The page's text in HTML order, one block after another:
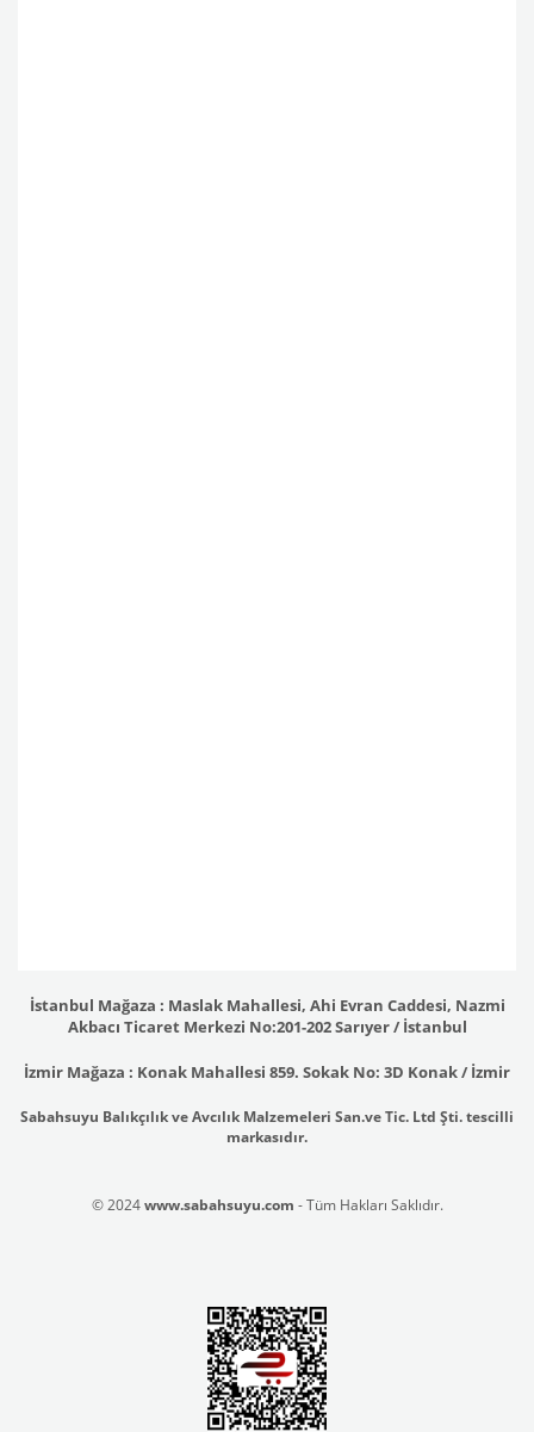
İstanbul Mağaza : Maslak Mahallesi, Ahi Evran Caddesi, Nazmi
Akbacı Ticaret Merkezi No:201-202 Sarıyer / İstanbul
İzmir Mağaza : Konak Mahallesi 859. Sokak No: 3D Konak / İzmir
Sabahsuyu Balıkçılık ve Avcılık Malzemeleri San.ve Tic. Ltd Şti. tescilli
markasıdır.
© 2024www.sabahsuyu.com - Tüm Hakları Saklıdır.